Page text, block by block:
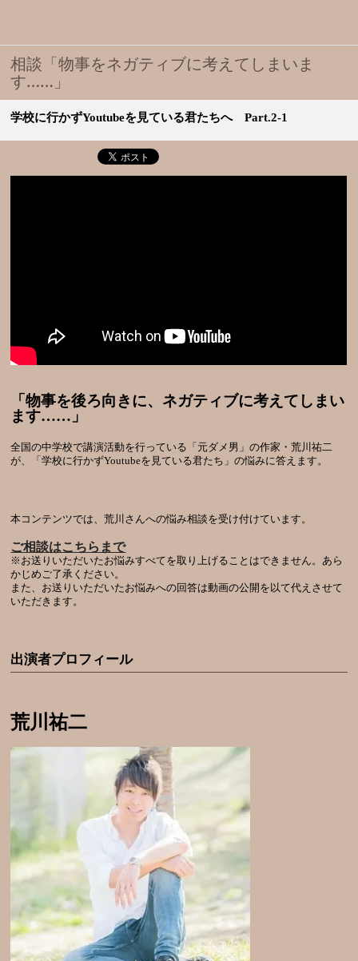
相談「物事をネガティブに考えてしまいま
す……」
学校に行かずYoutubeを見ている君たちへ Part.2-1
「物事を後ろ向きに、ネガティブに考えてしまい
ます……」
全国の中学校で講演活動を行っている「元ダメ男」の作家・荒川祐二
が、「学校に行かずYoutubeを見ている君たち」の悩みに答えます。
本コンテンツでは、荒川さんへの悩み相談を受け付けています。
ご相談はこちらまで
※お送りいただいたお悩みすべてを取り上げることはできません。あら
かじめご了承ください。
また、お送りいただいたお悩みへの回答は動画の公開を以て代えさせて
いただきます。
出演者プロフィール
荒川祐二